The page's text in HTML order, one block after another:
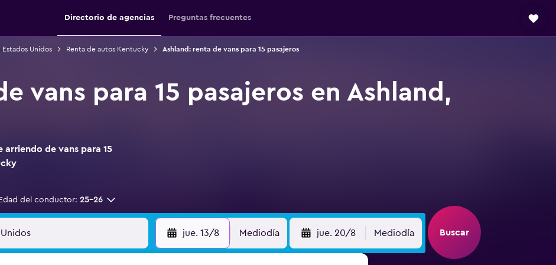
Directorio de agencias Preguntas frecuentes
Unidos Renta de autos Kentucky Ashland: renta de vans para 15 pasajeros
vans para 15 pasajeros en Ashland,
de vans para 15
Edad del conductor: 25-26
jue. 13/8 Mediodía jue. 20/8 Mediodía Buscar